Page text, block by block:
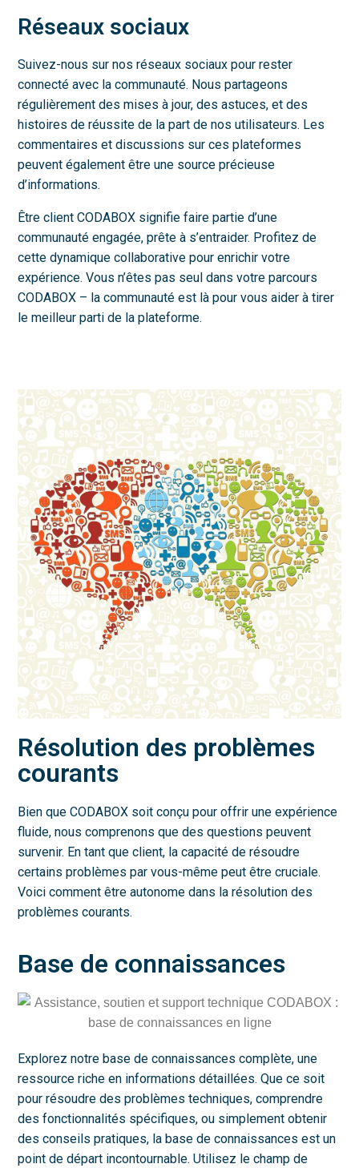
Réseaux sociaux
Suivez-nous sur nos réseaux sociaux pour rester
connecté avec la communauté. Nous partageons
régulièrement des mises à jour, des astuces, et des
histoires de réussite de la part de nos utilisateurs. Les
commentaires et discussions sur ces plateformes
peuvent également être une source précieuse
d’informations.
Être client CODABOX signifie faire partie d’une
communauté engagée, prête à s’entraider. Profitez de
cette dynamique collaborative pour enrichir votre
expérience. Vous n’êtes pas seul dans votre parcours
CODABOX – la communauté est là pour vous aider à tirer
le meilleur parti de la plateforme.
Résolution des problèmes
courants
Bien que CODABOX soit conçu pour offrir une expérience
fluide, nous comprenons que des questions peuvent
survenir. En tant que client, la capacité de résoudre
certains problèmes par vous-même peut être cruciale.
Voici comment être autonome dans la résolution des
problèmes courants.
Base de connaissances
Explorez notre base de connaissances complète, une
ressource riche en informations détaillées. Que ce soit
pour résoudre des problèmes techniques, comprendre
des fonctionnalités spécifiques, ou simplement obtenir
des conseils pratiques, la base de connaissances est un
point de départ incontournable. Utilisez le champ de